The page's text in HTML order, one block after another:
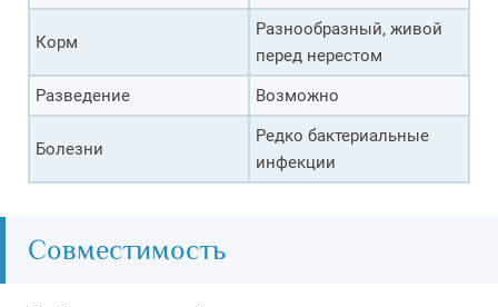
Корм
Разнообразный, живой
перед нерестом
Разведение
Возможно
Болезни
Редко бактериальные
инфекции
Совместимость